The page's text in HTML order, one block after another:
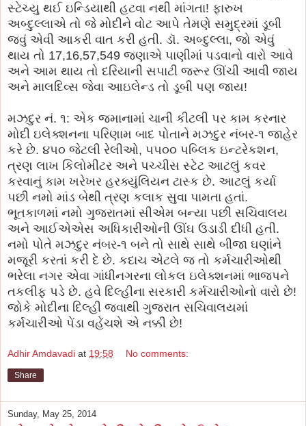
સ્ટેચ્યુ થઈ ઇન્ડિયાથી હટવા નથી માંગતા! ફારુખ
અબ્દુલ્લાએ તો જે મોદીને વોટ આપે તેમણે સમુદ્રમાં ડૂબી
જવું એવી આકરી વાત કરી હતી. ડૉ. અબ્દુલ્લા, જો એવું
થાય તો 17,16,57,549 જણાએ પાણીમાં પડવાનો વારો આવે
અને આમ થાય તો દરિયાની સપાટી જરૂર ઊંચી આવી જાય
અને માલદિવ્સ જેવા આઇલેન્ડ તો ડૂબી પણ જાય!
મઝદુર નં. ૧: એક જમાનામાં ચાની કીટલી પર કામ કરનાર
મોદી ઇલેક્શનના પરિણામ બાદ પોતાને મઝદુર નંબર-૧ જાહેર
કરે છે. ૪૫૦ જેટલી રેલીઓ, ૫૫૦૦ પબ્લિક ઇન્ટરેકશન,
ત્રણ લાખ કિલોમીટર અને પચ્ચીસ સ્ટેટ આટલું કવર
કરવાનું કામ ખરેખર હરક્યુંલિયન ટાસ્ક છે. આટલું કર્યા
પછી નમો માંડ બેથી ત્રણ કલાક સુવા પામતા હતાં.
ભૂતકાળમાં નમો ગુજરાતમાં સીએમ બન્યા પછી સચિવાલય
અને આઈએએસ અધિકારીઓની ઊંઘ ઉડાડી દીધી હતી.
નમો પોતે મઝદુર નંબર-૧ બને તો સાથે સાથે બીજા ઘણાંને
મજૂરી કરતાં કરી દે છે. કદાચ એટલે જ તો કર્મચારીઓથી
ભરેલા નગર એવા ગાંધીનગરના લોકલ ઇલેક્શનમાં ભાજપને
તકલીફ પડે છે. હવે દિલ્હીના સરકારી કર્મચારીઓનો વારો છે!
જોકે મોદીના દિલ્હી જવાથી ગુજરાત સચિવાલયમાં
કર્મચારીઓ પેંડા વહેંચશે એ નક્કી છે!
Adhir Amdavadi at 19:58 No comments:
Share
Sunday, May 25, 2014